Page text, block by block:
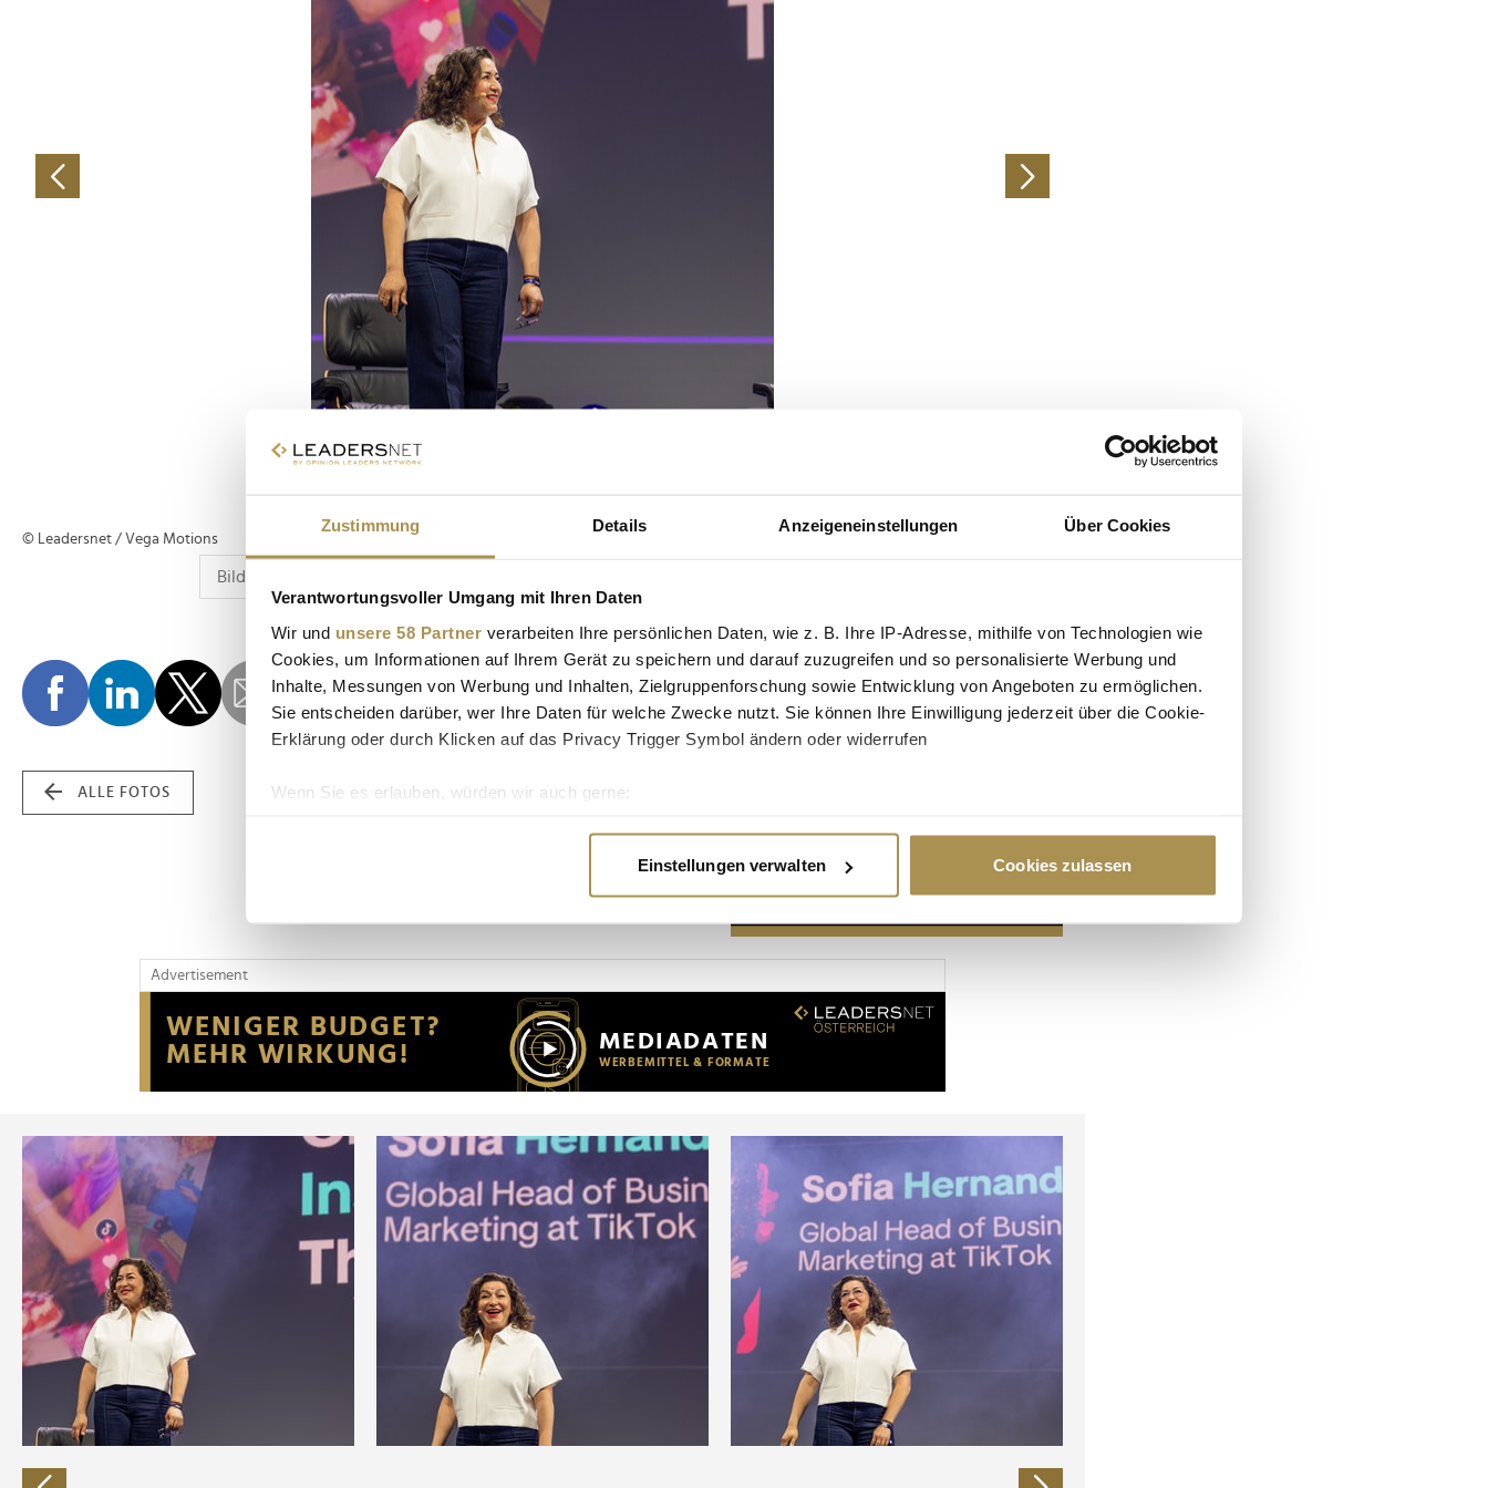
Zustimmung Details Anzeigeneinstellungen Über Cookies
Verantwortungsvoller Umgang mit Ihren Daten
Wir und unsere 58 Partner verarbeiten Ihre persönlichen Daten, wie z. B. Ihre IP-Adresse, mithilfe von Technologien wie
Cookies, um Informationen auf Ihrem Gerät zu speichern und darauf zuzugreifen und so personalisierte Werbung und
Inhalte, Messungen von Werbung und Inhalten, Zielgruppenforschung sowie Entwicklung von Angeboten zu ermöglichen.
Sie entscheiden darüber, wer Ihre Daten für welche Zwecke nutzt. Sie können Ihre Einwilligung jederzeit über die Cookie-
Erklärung oder durch Klicken auf das Privacy Trigger Symbol ändern oder widerrufen
Wenn Sie es erlauben, würden wir auch gerne:
Erfahren Sie mehr darüber, wie Ihre persönlichen Daten verarbeitet werden, und legen Sie Ihre Präferenzen im
Wir verwenden Cookies, um Inhalte und Anzeigen zu personalisieren, Funktionen für soziale Medien anbieten zu können
Website an unsere Partner für soziale Medien, Werbung und Analysen weiter. Unsere Partner führen diese Informationen
möglicherweise mit weiteren Daten zusammen, die Sie ihnen bereitgestellt haben oder die sie im Rahmen Ihrer Nutzung
der Dienste gesammelt haben.
Einstellungen verwalten Cookies zulassen
© Leadersnet / Vega Motions
ALLE FOTOS
Advertisement
Advertisement